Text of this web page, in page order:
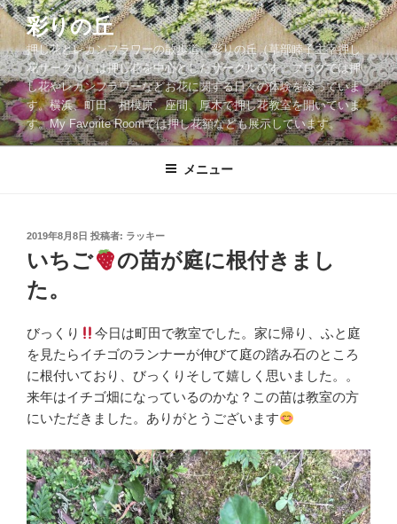
コ
ン
テ
ン
ツ
へ
ス
彩りの丘
押し花とレカンフラワーの散歩道。彩りの丘（草部睦子主宰押し
花サークル）は押し花を中心としたサークルです。ブログでは押
し花やレカンフラワーなどお花に関する日々の体験を綴っていま
す。横浜、町田、相模原、座間、厚木で押し花教室を開いていま
す。My Favorite Roomでは押し花額なども展示しています。
メニュー
投
稿
日:
2019年8月8日 投稿者: ラッキー
いちご
の苗が庭に根付きまし
た。
びっくり
今日は町田で教室でした。家に帰り、ふと庭
を見たらイチゴのランナーが伸びて庭の踏み石のところ
に根付いており、びっくりそして嬉しく思いました。。
来年はイチゴ畑になっているのかな？この苗は教室の方
にいただきました。ありがとうございます